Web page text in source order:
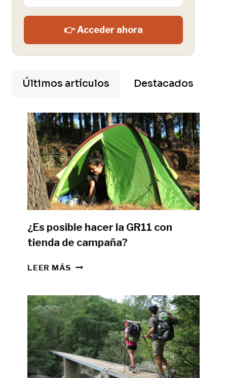
👉 Acceder ahora
Últimos artículos Destacados
¿Es posible hacer la GR11 con
tienda de campaña?
LEER MÁS ¿ES
LA
GR11
CON
TIENDA
DE
CAMPAÑA?